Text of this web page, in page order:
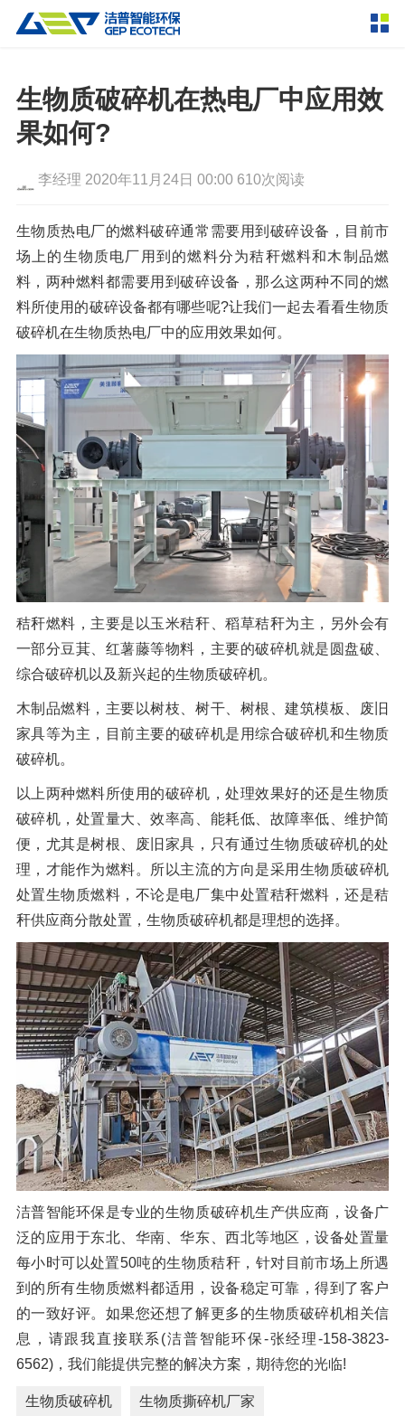
双轴撕碎机 单轴撕碎机
垃圾破袋机 移动式撕碎站
粉碎设备
环锤式粉碎机 鼓式粉碎机
轮胎钢丝分离机 通用型粉碎机
破碎设备
反击式破碎机 颚式破碎机
圆锥破碎机
重型锤式破碎机 移动式破碎站
挤压成型设备
RDF成型机 生物质颗粒机
液压打包机
成套机组
封闭式破碎系统 废轮胎热解系统
橡胶破胶机组
分选分离设备
风选机 滚筒筛
涡电流分选机
脉冲除尘器 轮胎抽丝机
解决方案
服务支持
新闻资讯
走进洁普
联系我们
生物质破碎机在热电厂中应用效
果如何?
李经理 2020年11月24日 00:00 610次阅读
生物质热电厂的燃料破碎通常需要用到破碎设备，目前市
场上的生物质电厂用到的燃料分为秸秆燃料和木制品燃
料，两种燃料都需要用到破碎设备，那么这两种不同的燃
料所使用的破碎设备都有哪些呢?让我们一起去看看生物质
破碎机在生物质热电厂中的应用效果如何。
秸秆燃料，主要是以玉米秸秆、稻草秸秆为主，另外会有
一部分豆萁、红薯藤等物料，主要的破碎机就是圆盘破、
综合破碎机以及新兴起的生物质破碎机。
木制品燃料，主要以树枝、树干、树根、建筑模板、废旧
家具等为主，目前主要的破碎机是用综合破碎机和生物质
破碎机。
以上两种燃料所使用的破碎机，处理效果好的还是生物质
破碎机，处置量大、效率高、能耗低、故障率低、维护简
便，尤其是树根、废旧家具，只有通过生物质破碎机的处
理，才能作为燃料。所以主流的方向是采用生物质破碎机
处置生物质燃料，不论是电厂集中处置秸秆燃料，还是秸
秆供应商分散处置，生物质破碎机都是理想的选择。
洁普智能环保是专业的生物质破碎机生产供应商，设备广
泛的应用于东北、华南、华东、西北等地区，设备处置量
每小时可以处置50吨的生物质秸秆，针对目前市场上所遇
到的所有生物质燃料都适用，设备稳定可靠，得到了客户
的一致好评。如果您还想了解更多的生物质破碎机相关信
息，请跟我直接联系(洁普智能环保-张经理-158-3823-
6562)，我们能提供完整的解决方案，期待您的光临!
生物质破碎机 生物质撕碎机厂家